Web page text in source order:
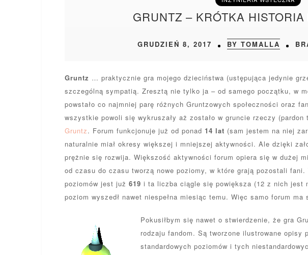
GRUNTZ – KRÓTKA
GRUDZIEŃ 8, 2017 BY TOMALLA
Gruntz … praktycznie gra mojego dzieciństwa (ustępująca jedynie
szczególną sympatią. Zresztą nie tylko ja – od samego początku, w
powstało co najmniej parę różnych Gruntzowych społeczności oraz
wszystkie powoli się wykruszały aż zostało w gruncie rzeczy (pardon
Gruntz. Forum funkcjonuje już od ponad 14 lat (sam jestem na niej
naturalnie miał okresy większej i mniejszej aktywności. Ale dzięki
prężnie się rozwija. Większość aktywności forum opiera się w dużej
od czasu do czasu tworzą nowe poziomy, w które grają pozostali
poziomów jest już 619 i ta liczba ciągle się powiększa (12 z nich jest
poziom wyszedł nawet niespełna miesiąc temu. Więc samo forum
Pokusiłbym się nawet o stwierdzenie, że gra
rodzaju fandom. Są tworzone ilustrowane opisy
standardowych poziomów i tych